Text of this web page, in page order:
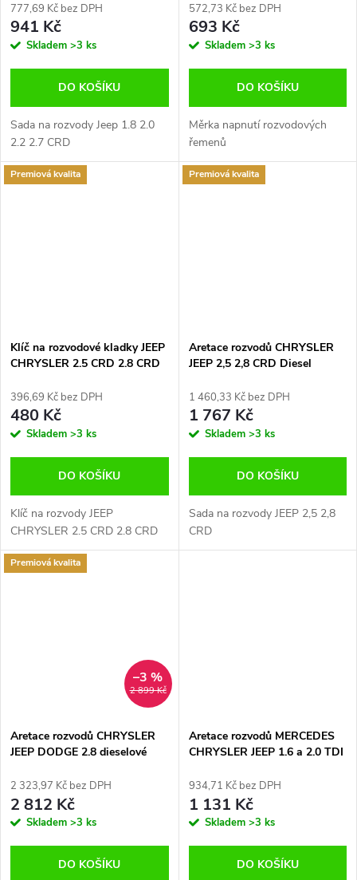
777,69 Kč bez DPH
941 Kč
Skladem >3 ks
DO KOŠÍKU
Sada na rozvody Jeep 1.8 2.0
2.2 2.7 CRD
572,73 Kč bez DPH
693 Kč
Skladem >3 ks
DO KOŠÍKU
Měrka napnutí rozvodových
řemenů
Premiová kvalita
Klíč na rozvodové kladky JEEP
CHRYSLER 2.5 CRD 2.8 CRD
396,69 Kč bez DPH
480 Kč
Skladem >3 ks
DO KOŠÍKU
Klíč na rozvody JEEP
CHRYSLER 2.5 CRD 2.8 CRD
Premiová kvalita
Aretace rozvodů CHRYSLER
JEEP 2,5 2,8 CRD Diesel
1 460,33 Kč bez DPH
1 767 Kč
Skladem >3 ks
DO KOŠÍKU
Sada na rozvody JEEP 2,5 2,8
CRD
Premiová kvalita
2 899 Kč
–3 %
Aretace rozvodů CHRYSLER
JEEP DODGE 2.8 dieselové
2 323,97 Kč bez DPH
2 812 Kč
Skladem >3 ks
DO KOŠÍKU
Aretace rozvodů MERCEDES
CHRYSLER JEEP 1.6 a 2.0 TDI
934,71 Kč bez DPH
1 131 Kč
Skladem >3 ks
DO KOŠÍKU